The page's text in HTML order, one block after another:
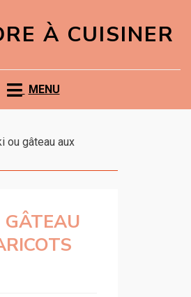
À CUISINER
MENU
ou gâteau aux
GÂTEAU